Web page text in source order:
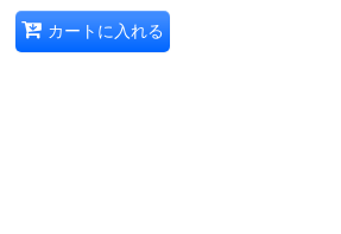
カートに入れる